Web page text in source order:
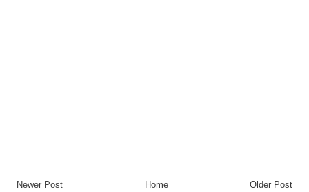
Newer Post Older Post
Home